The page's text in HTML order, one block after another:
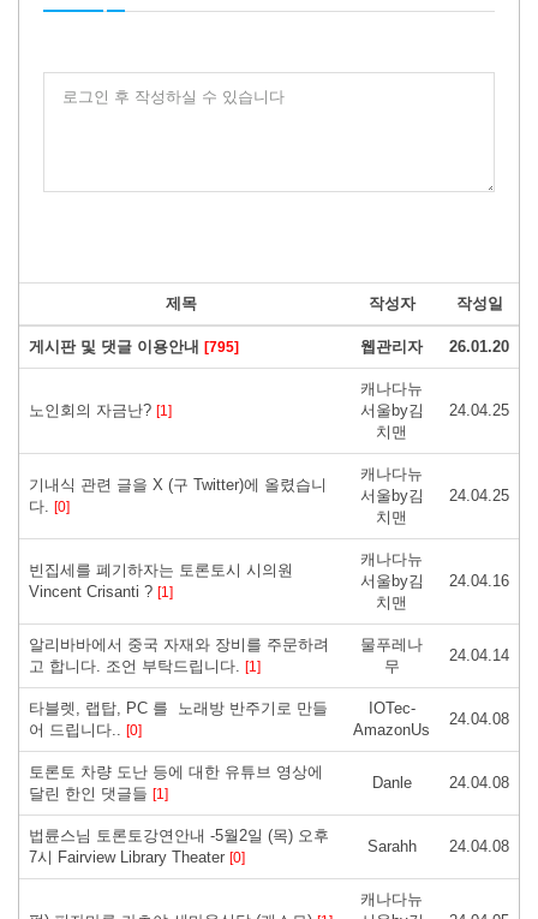
로그인 후 작성하실 수 있습니다
제목 작성자 작성일
게시판 및 댓글 이용안내 [795] 웹관리자 26.01.20
노인회의 자금난? [1]
캐나다뉴
서울by김
치맨
24.04.25
기내식 관련 글을 X (구 Twitter)에 올렸습니
다. [0]
캐나다뉴
서울by김
치맨
24.04.25
빈집세를 폐기하자는 토론토시 시의원
Vincent Crisanti ? [1]
캐나다뉴
서울by김
치맨
24.04.16
알리바바에서 중국 자재와 장비를 주문하려
고 합니다. 조언 부탁드립니다. [1]
물푸레나
무
24.04.14
타블렛, 랩탑, PC 를 노래방 반주기로 만들
어 드립니다.. [0]
IOTec-
AmazonUs
24.04.08
토론토 차량 도난 등에 대한 유튜브 영상에
달린 한인 댓글들 [1]
Danle 24.04.08
법륜스님 토론토강연안내 -5월2일 (목) 오후
7시 Fairview Library Theater [0]
Sarahh 24.04.08
캐나다뉴